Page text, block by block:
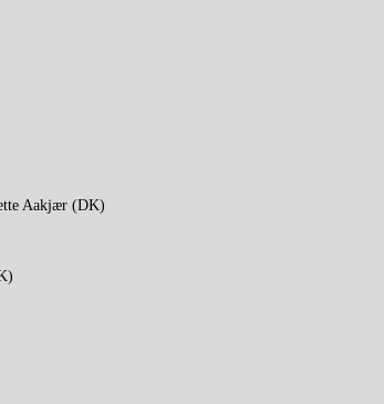
Aakjær (DK)